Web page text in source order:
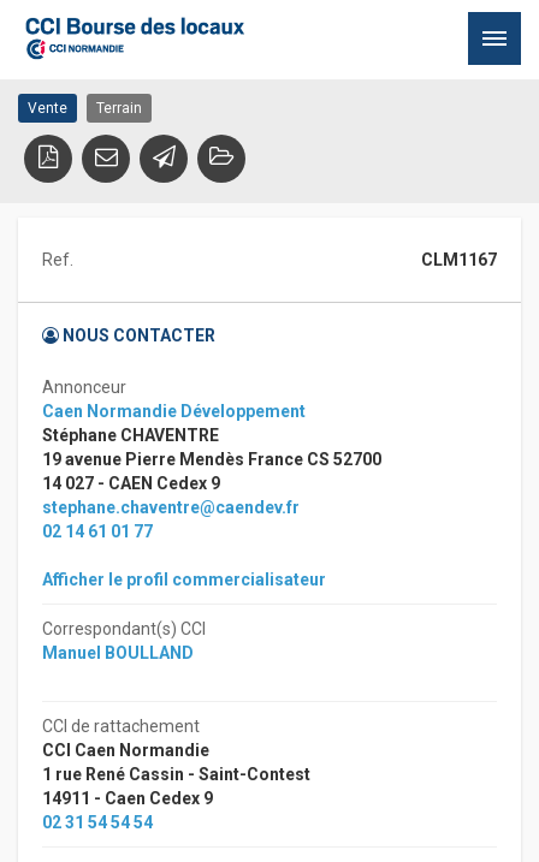
contenu
Vente Terrain Colombelles
14460 Colombelles
Vente Terrain
Ref. CLM1167
NOUS CONTACTER
Annonceur
Caen Normandie Développement
Stéphane CHAVENTRE
19 avenue Pierre Mendès France CS 52700
14 027 - CAEN Cedex 9
stephane.chaventre@caendev.fr
02 14 61 01 77
Afficher le profil commercialisateur
Correspondant(s) CCI
Manuel BOULLAND
CCI de rattachement
CCI Caen Normandie
1 rue René Cassin - Saint-Contest
14911 - Caen Cedex 9
02 31 54 54 54